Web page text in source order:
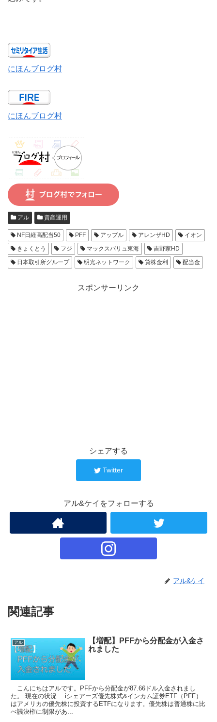
にほんブログ村
にほんブログ村
アル 資産運用
NF日経高配当50 PFF アップル アレンザHD
イオン
きょくとう
フジ マックスバリュ東海
吉野家HD
日本取引所グループ
明光ネットワーク 貸株金利 配当金
スポンサーリンク
シェアする
Twitter
アル&ケイをフォローする
アル&ケイ
関連記事
アル
【増配】PFFから分配金が入金さ
れました
こんにちはアルです。PFFから分配金が87.66ドル入金されまし
た。 現在の状況 iシェアーズ優先株式&インカム証券ETF（PFF）
はアメリカの優先株に投資するETFになります。優先株は普通株に比
べ議決権に制限があ...